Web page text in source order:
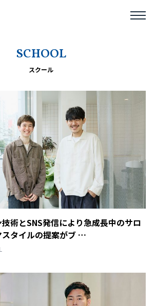
SCHOOL
スクール
術とSNS発信により急成長中のサロ
スタイルの提案がブ …